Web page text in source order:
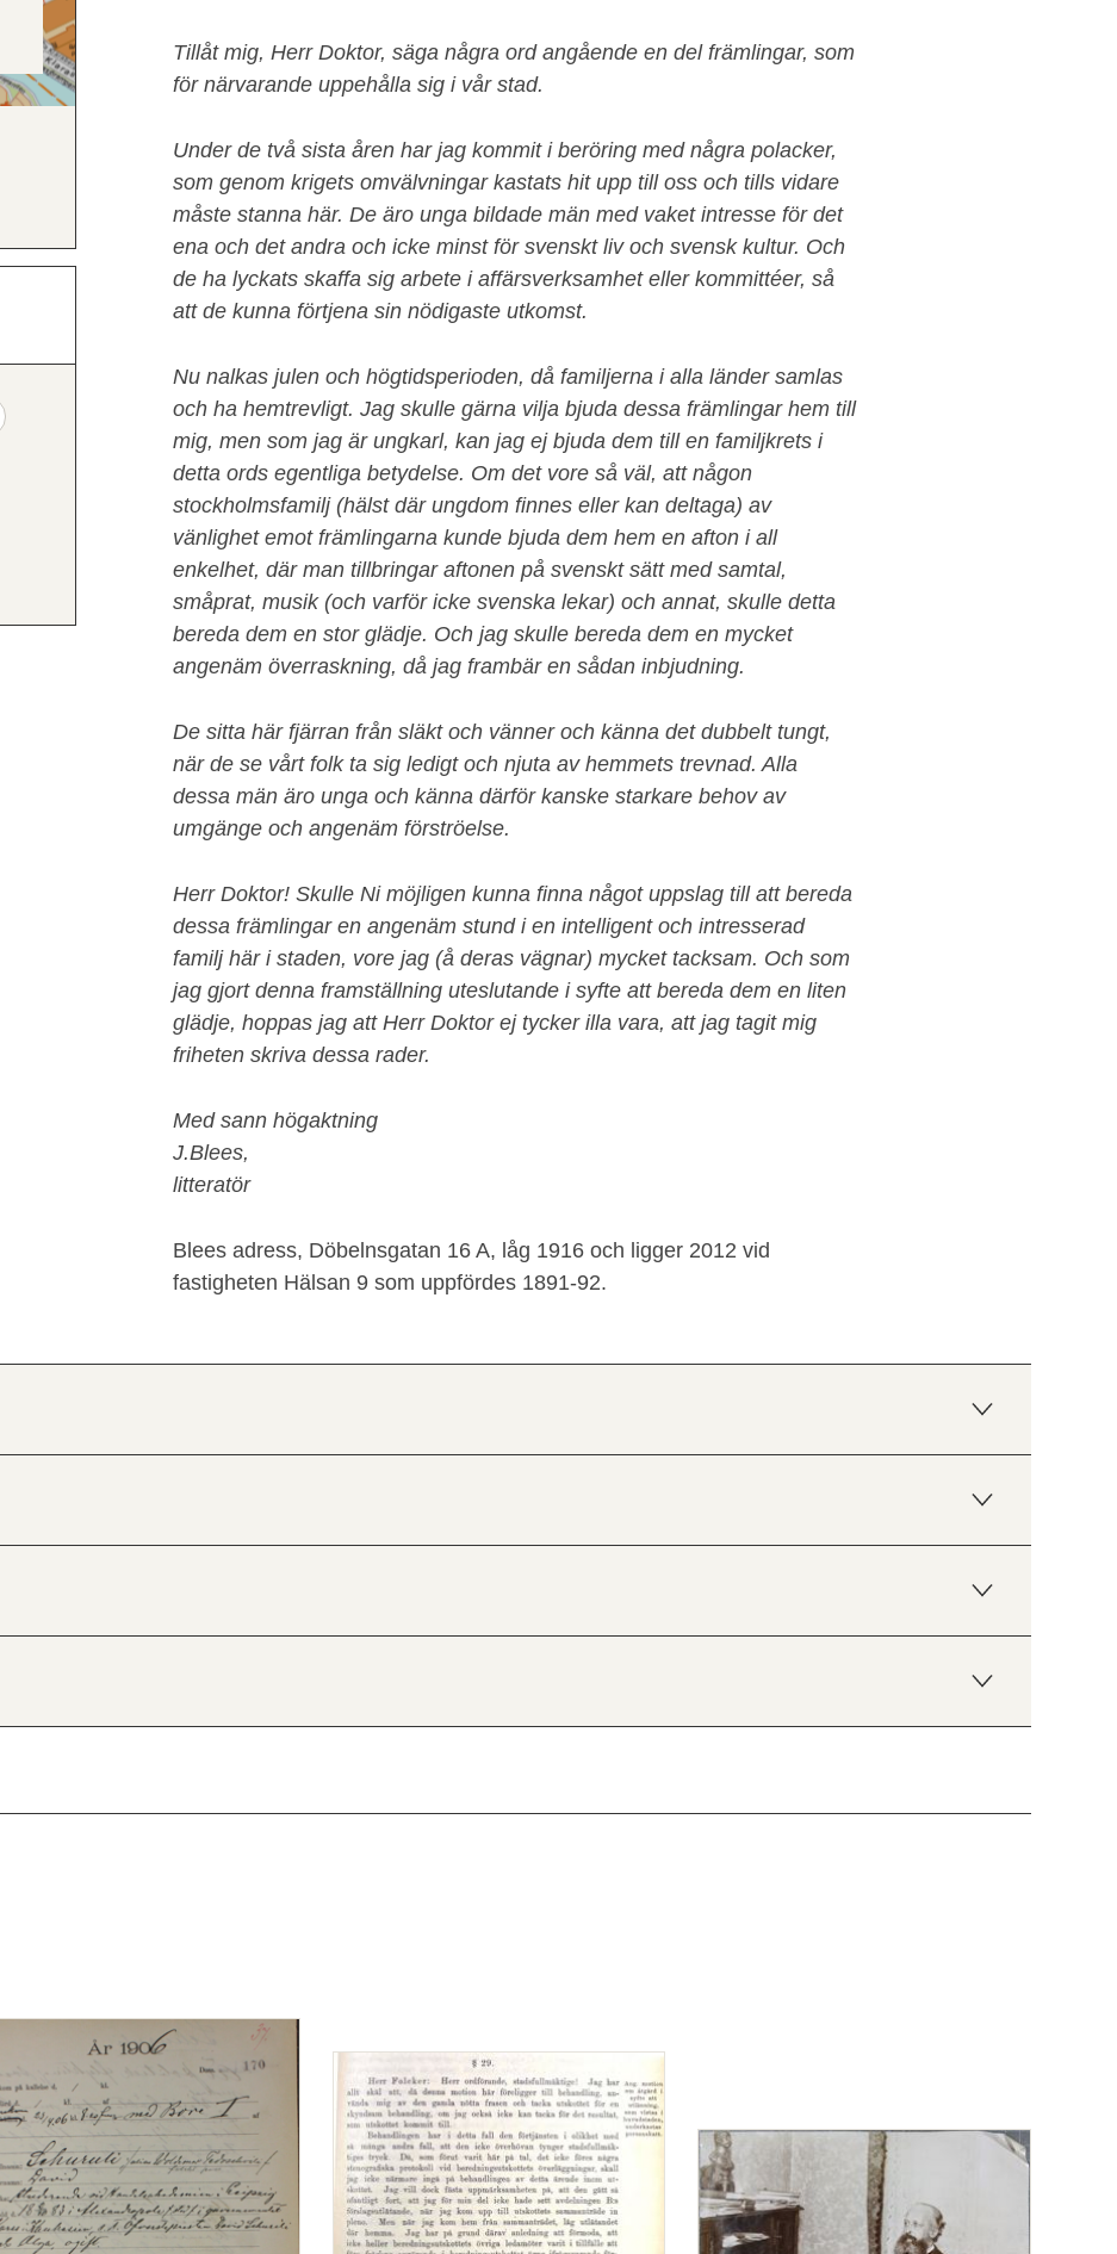
Tillåt mig, Herr Doktor, säga några ord angående en del främlingar, som
för närvarande uppehålla sig i vår stad.
Under de två sista åren har jag kommit i beröring med några polacker,
som genom krigets omvälvningar kastats hit upp till oss och tills vidare
måste stanna här. De äro unga bildade män med vaket intresse för det
ena och det andra och icke minst för svenskt liv och svensk kultur. Och
de ha lyckats skaffa sig arbete i affärsverksamhet eller kommittéer, så
att de kunna förtjena sin nödigaste utkomst.
Nu nalkas julen och högtidsperioden, då familjerna i alla länder samlas
och ha hemtrevligt. Jag skulle gärna vilja bjuda dessa främlingar hem till
mig, men som jag är ungkarl, kan jag ej bjuda dem till en familjkrets i
detta ords egentliga betydelse. Om det vore så väl, att någon
stockholmsfamilj (hälst där ungdom finnes eller kan deltaga) av
vänlighet emot främlingarna kunde bjuda dem hem en afton i all
enkelhet, där man tillbringar aftonen på svenskt sätt med samtal,
småprat, musik (och varför icke svenska lekar) och annat, skulle detta
bereda dem en stor glädje. Och jag skulle bereda dem en mycket
angenäm överraskning, då jag frambär en sådan inbjudning.
De sitta här fjärran från släkt och vänner och känna det dubbelt tungt,
när de se vårt folk ta sig ledigt och njuta av hemmets trevnad. Alla
dessa män äro unga och känna därför kanske starkare behov av
umgänge och angenäm förströelse.
Herr Doktor! Skulle Ni möjligen kunna finna något uppslag till att bereda
dessa främlingar en angenäm stund i en intelligent och intresserad
familj här i staden, vore jag (å deras vägnar) mycket tacksam. Och som
jag gjort denna framställning uteslutande i syfte att bereda dem en liten
glädje, hoppas jag att Herr Doktor ej tycker illa vara, att jag tagit mig
friheten skriva dessa rader.
Med sann högaktning
J.Blees,
litteratör
Blees adress, Döbelnsgatan 16 A, låg 1916 och ligger 2012 vid
fastigheten Hälsan 9 som uppfördes 1891-92.